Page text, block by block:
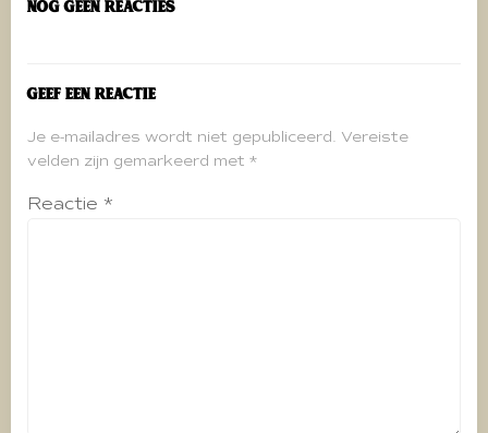
Nog geen reacties
Geef een reactie
Je e-mailadres wordt niet gepubliceerd. Vereiste
velden zijn gemarkeerd met *
Reactie *